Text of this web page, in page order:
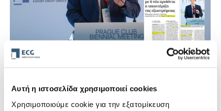
Αυτή η ιστοσελίδα χρησιμοποιεί cookies
Χρησιμοποιούμε cookie για την εξατομίκευση
3 πυλώνες και με 6 νέα προϊόντα η
υποστήριξη της εξωστρέφειας